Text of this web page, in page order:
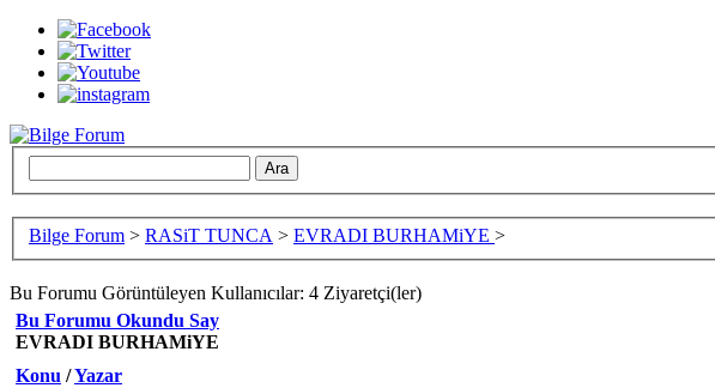
Bilge Forum > RASiT TUNCA > EVRADI BURHAMiYE >
Bu Forumu Görüntüleyen Kullanıcılar: 4 Ziyaretçi(ler)
Bu Forumu Okundu Say
EVRADI BURHAMiYE
Konu /Yazar